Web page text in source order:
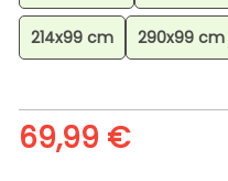
214x99 cm 290x99 cm
69,99 €